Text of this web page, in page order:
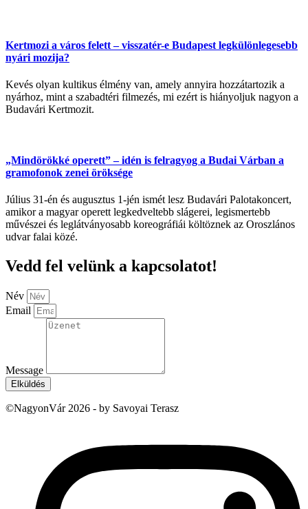
Kertmozi a város felett – visszatér-e Budapest legkülönlegesebb
nyári mozija?
Kevés olyan kultikus élmény van, amely annyira hozzátartozik a
nyárhoz, mint a szabadtéri filmezés, mi ezért is hiányoljuk nagyon a
Budavári Kertmozit.
„Mindörökké operett” – idén is felragyog a Budai Várban a
gramofonok zenei öröksége
Július 31-én és augusztus 1-jén ismét lesz Budavári Palotakoncert,
amikor a magyar operett legkedveltebb slágerei, legismertebb
művészei és leglátványosabb koreográfiái költöznek az Oroszlános
udvar falai közé.
Vedd fel velünk a kapcsolatot!
Név
Email
Message
Elküldés
©NagyonVár 2026 - by Savoyai Terasz